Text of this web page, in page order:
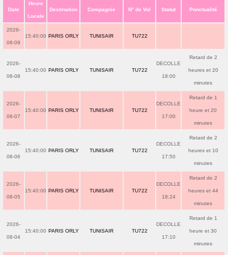
Date
Heure
Locale
Destination Compagnie N° de Vol Statut Ponctualité
2026-
08-09
15:40:00 PARIS ORLY TUNISAIR TU722
2026-
08-08
15:40:00 PARIS ORLY TUNISAIR TU722
DECOLLE
18:00
Retard de 2
heures et 20
minutes
2026-
08-07
15:40:00 PARIS ORLY TUNISAIR TU722
DECOLLE
17:00
Retard de 1
heure et 20
minutes
2026-
08-06
15:40:00 PARIS ORLY TUNISAIR TU722
DECOLLE
17:50
Retard de 2
heures et 10
minutes
2026-
08-05
15:40:00 PARIS ORLY TUNISAIR TU722
DECOLLE
18:24
Retard de 2
heures et 44
minutes
2026-
08-04
15:40:00 PARIS ORLY TUNISAIR TU722
DECOLLE
17:10
Retard de 1
heure et 30
minutes